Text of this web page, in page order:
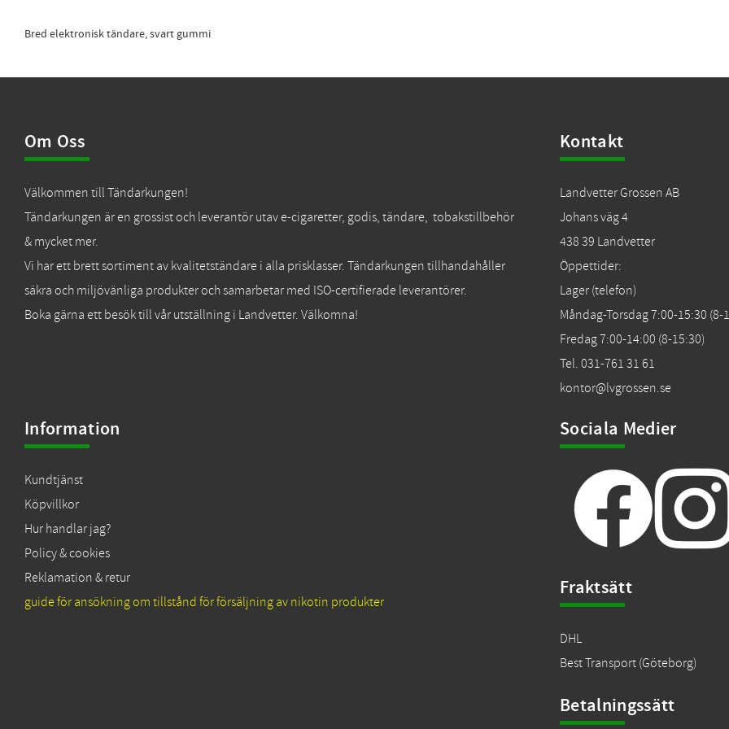
Bred elektronisk tändare, svart gummi
Om Oss
Välkommen till Tändarkungen!
Tändarkungen är en grossist och leverantör utav e-cigaretter, godis, tändare, tobakstillbehör
& mycket mer.
Vi har ett brett sortiment av kvalitetständare i alla prisklasser. Tändarkungen tillhandahåller
säkra och miljövänliga produkter och samarbetar med ISO-certifierade leverantörer.
Boka gärna ett besök till vår utställning i Landvetter. Välkomna!
Kontakt
Landvetter Grossen AB
Johans väg 4
438 39 Landvetter
Öppettider:
Lager (telefon)
Måndag-Torsdag 7:00-15:30 (8-
Fredag 7:00-14:00 (8-15:30)
Tel. 031-761 31 61
kontor@lvgrossen.se
Information
Kundtjänst
Köpvillkor
Hur handlar jag?
Policy & cookies
Reklamation & retur
guide för ansökning om tillstånd för försäljning av nikotin produkter
Sociala Medier
Fraktsätt
DHL
Best Transport (Göteborg)
Betalningssätt